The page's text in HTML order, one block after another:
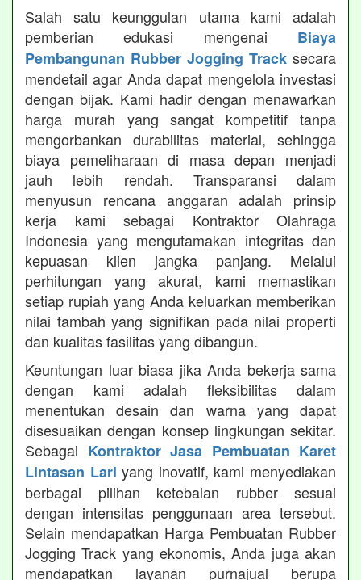
Salah satu keunggulan utama kami adalah
pemberian edukasi mengenai Biaya
Pembangunan Rubber Jogging Track secara
mendetail agar Anda dapat mengelola investasi
dengan bijak. Kami hadir dengan menawarkan
harga murah yang sangat kompetitif tanpa
mengorbankan durabilitas material, sehingga
biaya pemeliharaan di masa depan menjadi
jauh lebih rendah. Transparansi dalam
menyusun rencana anggaran adalah prinsip
kerja kami sebagai Kontraktor Olahraga
Indonesia yang mengutamakan integritas dan
kepuasan klien jangka panjang. Melalui
perhitungan yang akurat, kami memastikan
setiap rupiah yang Anda keluarkan memberikan
nilai tambah yang signifikan pada nilai properti
dan kualitas fasilitas yang dibangun.
Keuntungan luar biasa jika Anda bekerja sama
dengan kami adalah fleksibilitas dalam
menentukan desain dan warna yang dapat
disesuaikan dengan konsep lingkungan sekitar.
Sebagai Kontraktor Jasa Pembuatan Karet
Lintasan Lari yang inovatif, kami menyediakan
berbagai pilihan ketebalan rubber sesuai
dengan intensitas penggunaan area tersebut.
Selain mendapatkan Harga Pembuatan Rubber
Jogging Track yang ekonomis, Anda juga akan
mendapatkan layanan purnajual berupa